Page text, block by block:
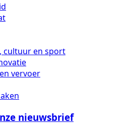
cultuur en sport
vervoer
nieuwsbrief